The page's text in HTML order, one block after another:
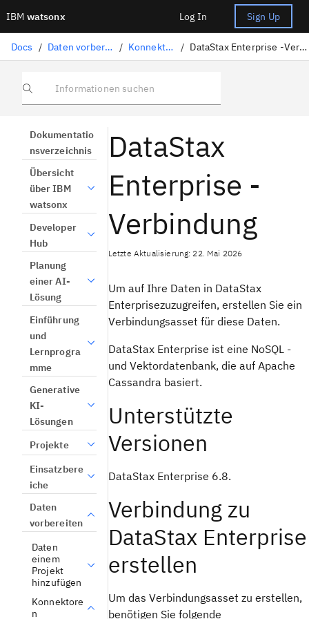
IBM watsonx Log In Sign Up
Docs / Daten vorbereiten / Konnektoren / DataStax Enterprise -Verbindung
Informationen suchen
Dokumentatio
nsverzeichnis
Übersicht
über IBM
watsonx
Developer
Hub
Planung
einer AI-
Lösung
Einführung
und
Lernprogra
mme
Generative
KI-
Lösungen
Projekte
Einsatzbere
iche
Daten
vorbereiten
Daten
einem
Projekt
hinzufügen
Konnektore
n
DataStax
Enterprise -
Verbindung
Letzte Aktualisierung: 22. Mai 2026
Um auf Ihre Daten in DataStax
Enterprisezuzugreifen, erstellen Sie ein
Verbindungsasset für diese Daten.
DataStax Enterprise ist eine NoSQL -
und Vektordatenbank, die auf Apache
Cassandra basiert.
Unterstützte
Versionen
DataStax Enterprise 6.8.
Verbindung zu
DataStax Enterprise
erstellen
Um das Verbindungsasset zu erstellen,
benötigen Sie folgende